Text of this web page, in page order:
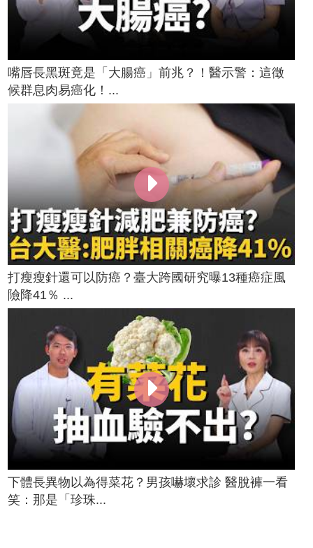
嘴唇長黑斑竟是「大腸癌」前兆？！醫示警：這徵
候群息肉易癌化！...
打瘦瘦針還可以防癌？臺大跨國研究曝13種癌症風
險降41％ ...
下體長異物以為得菜花？男孩嚇壞求診 醫脫褲一看
笑：那是「珍珠...